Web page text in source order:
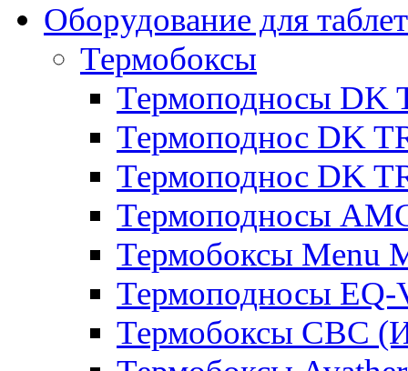
Оборудование для
Термобоксы
Термоподносы DK
Термоподнос DK
Термоподнос DK
Термоподносы
Термобоксы Menu
Термоподносы EQ-
Термобоксы CBC